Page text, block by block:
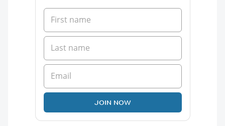
JOIN NOW